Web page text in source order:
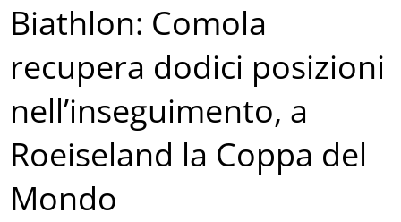
Biathlon: Comola
recupera dodici posizioni
nell’inseguimento, a
Roeiseland la Coppa del
Mondo